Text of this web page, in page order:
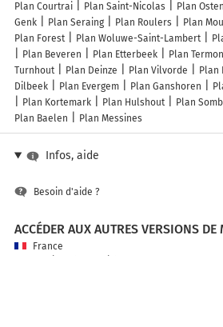
Plan Courtrai
Plan Saint-Nicolas Plan
Genk
Plan Seraing Plan Roulers Plan
Plan Forest
Plan Woluwe-Saint-Lambert
Plan Beveren
Plan Etterbeek Plan
Turnhout
Plan Deinze Plan Vilvorde Plan
Dilbeek
Plan Evergem Plan Ganshoren
Plan Kortemark
Plan Hulshout Plan
Plan Baelen
Plan Messines
Infos, aide
Besoin d'aide ?
ACCÉDER AUX AUTRES VERSIONS DE
France